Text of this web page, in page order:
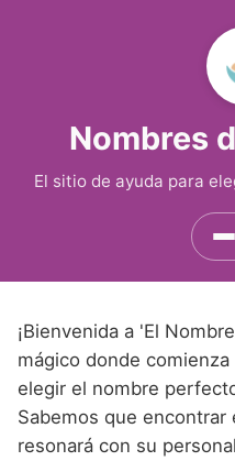
Nombres
El sitio de ayuda para
Nombres de
Nombres de
Nombres de
Nombres de
Nombres de
Nombres
Nombres de
Nombres
Nombres de
¡Bienvenida a 'El
mágico donde
elegir el nombre
Sabemos que
resonará con su